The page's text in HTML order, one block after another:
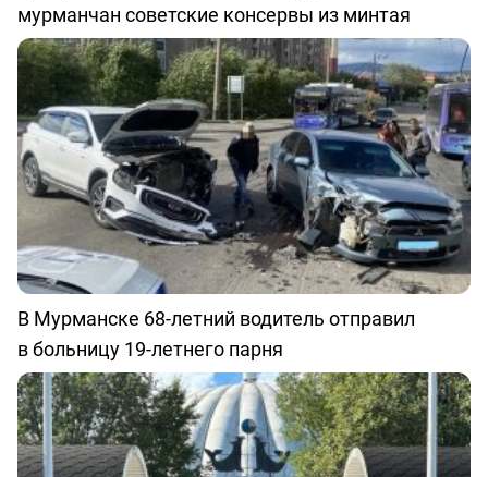
мурманчан советские консервы из минтая
В Мурманске 68-летний водитель отправил
в больницу 19-летнего парня